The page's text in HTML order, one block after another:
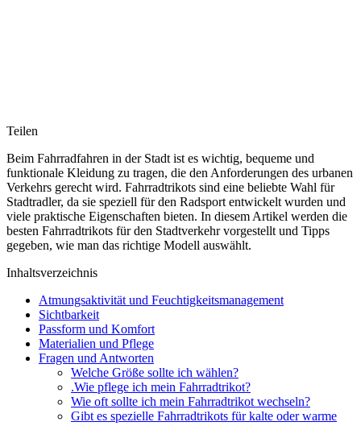
Teilen
Beim Fahrradfahren in der Stadt ist es wichtig, bequeme und
funktionale Kleidung zu tragen, die den Anforderungen des urbanen
Verkehrs gerecht wird. Fahrradtrikots sind eine beliebte Wahl für
Stadtradler, da sie speziell für den Radsport entwickelt wurden und
viele praktische Eigenschaften bieten. In diesem Artikel werden die
besten Fahrradtrikots für den Stadtverkehr vorgestellt und Tipps
gegeben, wie man das richtige Modell auswählt.
Inhaltsverzeichnis
Atmungsaktivität und Feuchtigkeitsmanagement
Sichtbarkeit
Passform und Komfort
Materialien und Pflege
Fragen und Antworten
Welche Größe sollte ich wählen?
.Wie pflege ich mein Fahrradtrikot?
Wie oft sollte ich mein Fahrradtrikot wechseln?
Gibt es spezielle Fahrradtrikots für kalte oder warme